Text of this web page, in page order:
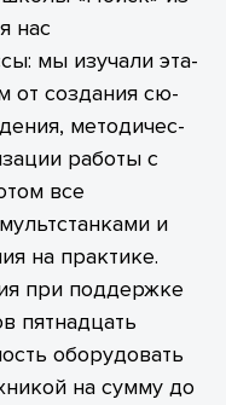
нас
мы изучали эта­
от соз­да­ния сю­
ме­тоди­чес­
ра­боты с
все
и
на практике.
при поддержке
пятнадцать
оборудовать
на сумму до